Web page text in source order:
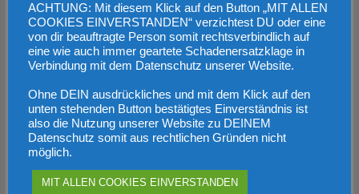
10. März 2023
ACHTUNG: Mit diesem Klick auf den Button „MIT ALLEN
COOKIES EINVERSTANDEN“ verzichtest DU oder eine
von dir beauftragte Person somit rechtsverbindlich auf
eine wie auch immer geartete Schadenersatzklage in
Verbindung mit dem Datenschutz unserer Website.
Ohne DEIN ausdrückliches und mit dem Klick auf den
unten stehenden Button bestätigtes Einverständnis ist
also die Nutzung unserer Website zu DEINEM
Datenschutz somit aus rechtlichen Gründen nicht
möglich.
MIT ALLEN COOKIES EINVERSTANDEN